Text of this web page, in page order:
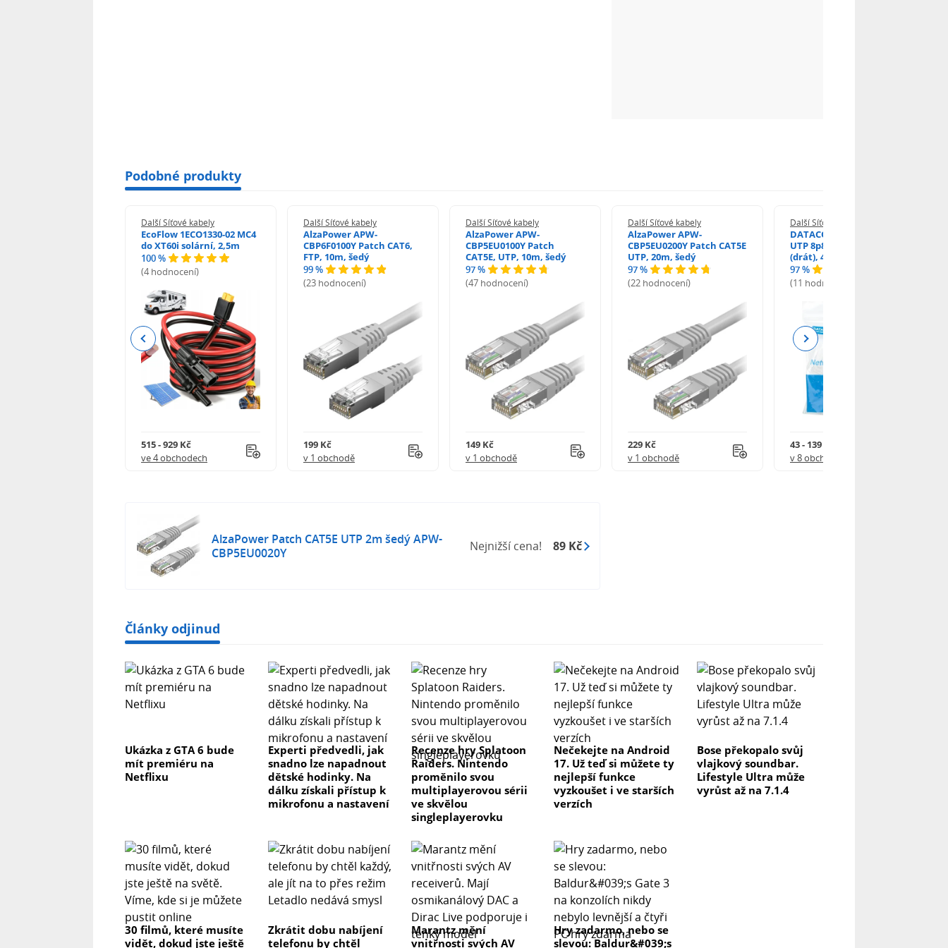
Podobné produkty
Další Síťové kabely
EcoFlow 1ECO1330-02 MC4
do XT60i solární, 2,5m
100 %
(4 hodnocení)
515 - 929 Kč
ve 4 obchodech
Další Síťové kabely
AlzaPower APW-
CBP6F0100Y Patch CAT6,
FTP, 10m, šedý
99 %
(23 hodnocení)
199 Kč
v 1 obchodě
Další Síťové kabely
AlzaPower APW-
CBP5EU0100Y Patch
CAT5E, UTP, 10m, šedý
97 %
(47 hodnocení)
149 Kč
v 1 obchodě
Další Síťové kabely
AlzaPower APW-
CBP5EU0200Y Patch CAT5E
UTP, 20m, šedý
97 %
(22 hodnocení)
229 Kč
v 1 obchodě
Další Síťové kabely
DATACOM Konektor RJ45
UTP 8p8c Cat5e 10ks
(drát), 4121
97 %
(11 hodnocení)
43 - 139 Kč
v 8 obchodech
Previous Next
AlzaPower Patch CAT5E UTP 2m šedý APW-
CBP5EU0020Y
Nejnižší cena! 89 Kč
Články odjinud
Ukázka z GTA 6 bude
mít premiéru na
Netflixu
Experti předvedli, jak
snadno lze napadnout
dětské hodinky. Na
dálku získali přístup k
mikrofonu a nastavení
Recenze hry Splatoon
Raiders. Nintendo
proměnilo svou
multiplayerovou sérii
ve skvělou
singleplayerovku
Nečekejte na Android
17. Už teď si můžete ty
nejlepší funkce
vyzkoušet i ve starších
verzích
Bose překopalo svůj
vlajkový soundbar.
Lifestyle Ultra může
vyrůst až na 7.1.4
30 filmů, které musíte
vidět, dokud jste ještě
Zkrátit dobu nabíjení
telefonu by chtěl
Marantz mění
vnitřnosti svých AV
Hry zadarmo, nebo se
slevou: Baldur&#039;s